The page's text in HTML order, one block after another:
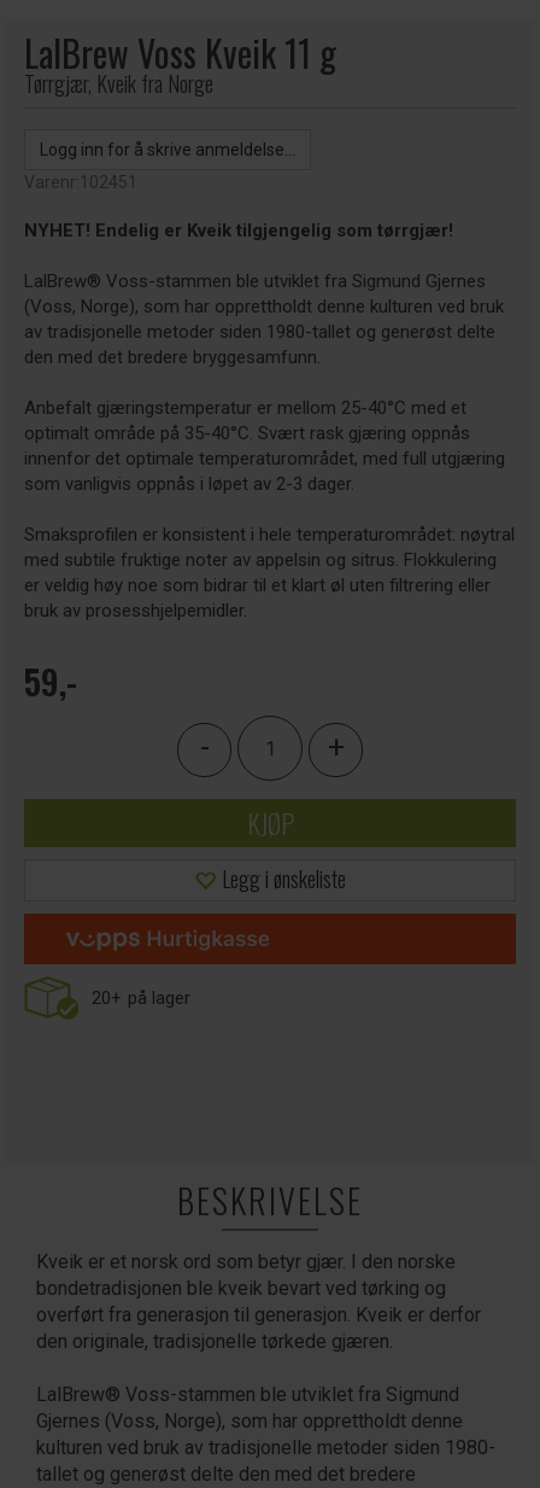
LalBrew Voss Kveik 11 g
Tørrgjær, Kveik fra Norge
Logg inn for å skrive anmeldelse...
Varenr:102451
NYHET! Endelig er Kveik tilgjengelig som tørrgjær!
LalBrew® Voss-stammen ble utviklet fra Sigmund Gjernes
(Voss, Norge), som har opprettholdt denne kulturen ved bruk
av tradisjonelle metoder siden 1980-tallet og generøst delte
den med det bredere bryggesamfunn.
Anbefalt gjæringstemperatur er mellom 25-40°C med et
optimalt område på 35-40°C. Svært rask gjæring oppnås
innenfor det optimale temperaturområdet, med full utgjæring
som vanligvis oppnås i løpet av 2-3 dager.
Smaksprofilen er konsistent i hele temperaturområdet: nøytral
med subtile fruktige noter av appelsin og sitrus. Flokkulering
er veldig høy noe som bidrar til et klart øl uten filtrering eller
bruk av prosesshjelpemidler.
59,-
- +
KJØP
Legg i ønskeliste
20+ på lager
BESKRIVELSE
Kveik er et norsk ord som betyr gjær. I den norske
bondetradisjonen ble kveik bevart ved tørking og
overført fra generasjon til generasjon. Kveik er derfor
den originale, tradisjonelle tørkede gjæren.
LalBrew® Voss-stammen ble utviklet fra Sigmund
Gjernes (Voss, Norge), som har opprettholdt denne
kulturen ved bruk av tradisjonelle metoder siden 1980-
tallet og generøst delte den med det bredere